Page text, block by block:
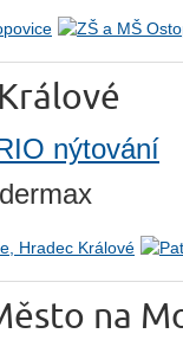
nýtování
na